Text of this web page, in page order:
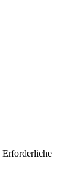
Erforderliche